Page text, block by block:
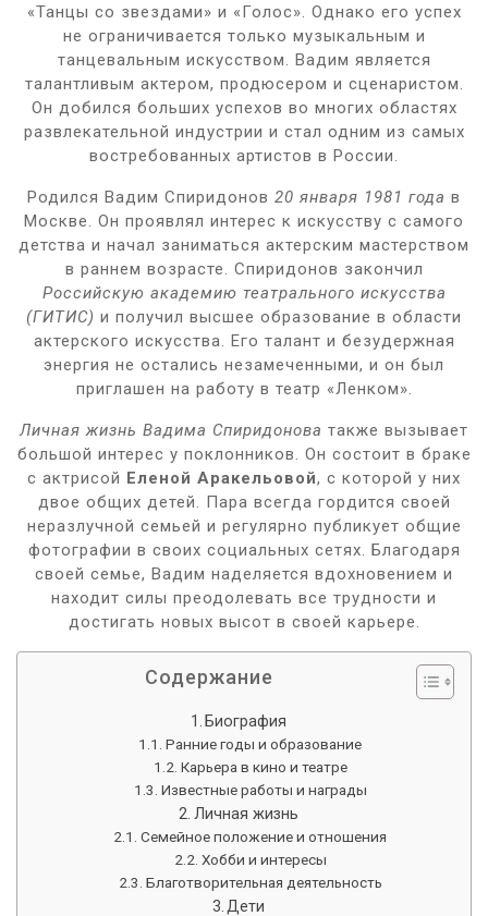
«Танцы со звездами» и «Голос». Однако его успех
не ограничивается только музыкальным и
танцевальным искусством. Вадим является
талантливым актером, продюсером и сценаристом.
Он добился больших успехов во многих областях
развлекательной индустрии и стал одним из самых
востребованных артистов в России.
Родился Вадим Спиридонов 20 января 1981 года в
Москве. Он проявлял интерес к искусству с самого
детства и начал заниматься актерским мастерством
в раннем возрасте. Спиридонов закончил
Российскую академию театрального искусства
(ГИТИС) и получил высшее образование в области
актерского искусства. Его талант и безудержная
энергия не остались незамеченными, и он был
приглашен на работу в театр «Ленком».
Личная жизнь Вадима Спиридонова также вызывает
большой интерес у поклонников. Он состоит в браке
с актрисой Еленой Аракельовой, с которой у них
двое общих детей. Пара всегда гордится своей
неразлучной семьей и регулярно публикует общие
фотографии в своих социальных сетях. Благодаря
своей семье, Вадим наделяется вдохновением и
находит силы преодолевать все трудности и
достигать новых высот в своей карьере.
Содержание
Биография
Ранние годы и образование
Карьера в кино и театре
Известные работы и награды
Личная жизнь
Семейное положение и отношения
Хобби и интересы
Благотворительная деятельность
Дети